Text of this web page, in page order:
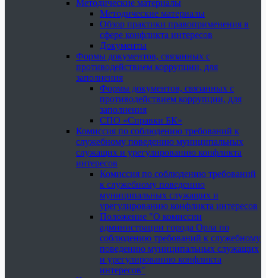
Методические материалы
Методические материалы
Обзор практики правоприменения в
сфере конфликта интересов
Документы
Формы документов, связанных с
противодействием коррупции, для
заполнения
Формы документов, связанных с
противодействием коррупции, для
заполнения
СПО «Справки БК»
Комиссия по соблюдению требований к
служебному поведению муниципальных
служащих и урегулированию конфликта
интересов
Комиссия по соблюдению требований
к служебному поведению
муниципальных служащих и
урегулированию конфликта интересов
Положение "О комиссии
администрации города Орла по
соблюдению требований к служебному
поведению муниципальных служащих
и урегулированию конфликта
интересов"